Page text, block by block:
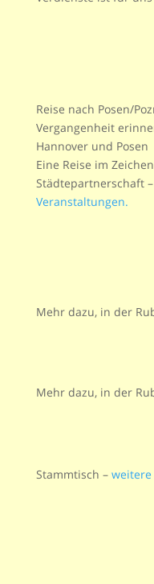
Reise nach Posen/
Vergangenheit
Hannover und Posen
Eine Reise im
Städtepartnerschaft
Veranstaltungen.
Mehr dazu, in der
Mehr dazu, in der
Stammtisch –